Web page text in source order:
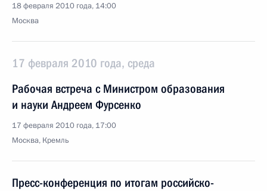
18 февраля 2010 года, 14:00
Москва
17 февраля 2010 года, среда
Рабочая встреча с Министром образования
и науки Андреем Фурсенко
17 февраля 2010 года, 17:00
Москва, Кремль
Пресс-конференция по итогам российско-